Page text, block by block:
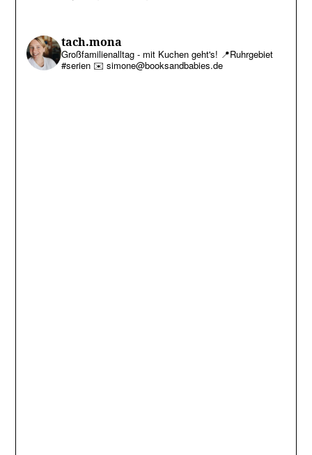
tach.mona
Großfamilienalltag - mit Kuchen geht's! 📍Ruhrgebiet
#serien ✉️ simone@booksandbabies.de